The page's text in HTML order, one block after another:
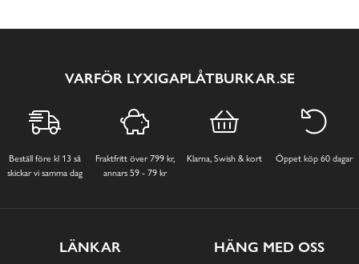
VARFÖR LYXIGAPLÅTBURKAR.SE
Beställ före kl 13 så
skickar vi samma dag
Fraktfritt över 799 kr,
annars 59 - 79 kr
Klarna, Swish & kort Öppet köp 60 dagar
LÄNKAR HÄNG MED OSS